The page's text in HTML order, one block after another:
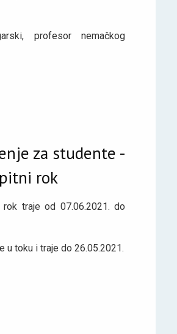
profesor nemačkog
za studente -
rok
traje od 07.06.2021. do
u toku i traje do 26.05.2021.